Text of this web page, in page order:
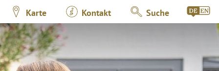
Karte Kontakt Suche